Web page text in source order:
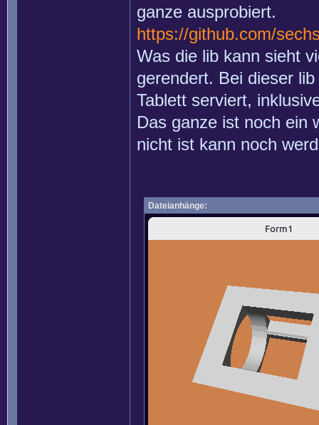
ganze ausprobiert.
https://github.com/
Was die lib kann sieht
gerendert. Bei dieser
Tablett serviert,
Das ganze ist noch ein
nicht ist kann noch
Dateianhänge: